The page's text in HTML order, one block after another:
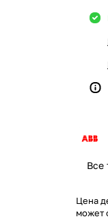
Все
Цена
может